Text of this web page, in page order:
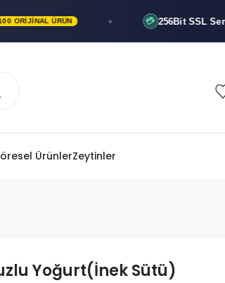
ÜRÜN 💳 256Bit SSL
ÜrünlerZeytinler
Yoğurt(İnek Sütü)